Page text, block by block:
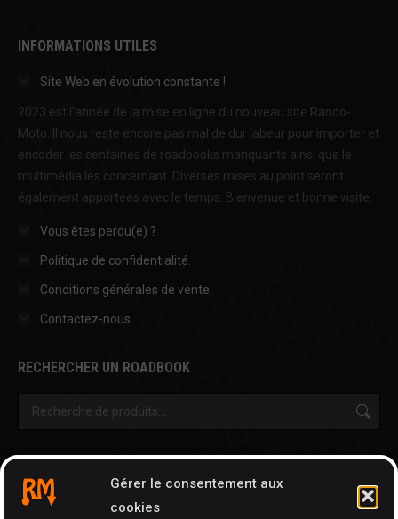
Gérer le consentement aux
cookies
INFORMATIONS UTILES
Site Web en évolution constante !
2023 est l'année de la mise en ligne du nouveau site Rando-
Moto. Il nous reste encore pas mal de dur labeur pour importer et
encoder les centaines de roadbooks manquants ainsi que le
multimédia les concernant. Diverses mises au point seront
également apportées avec le temps. Bienvenue et bonne visite.
Vous êtes perdu(e) ?
Politique de confidentialité.
Conditions générales de vente.
Contactez-nous.
RECHERCHER UN ROADBOOK
Cartographie